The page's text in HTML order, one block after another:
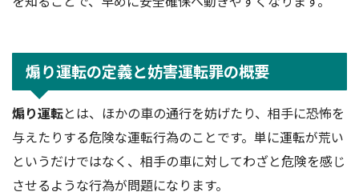
煽り運転の定義と妨害運転罪の概要
煽り運転とは、ほかの車の通行を妨げたり、相手に恐怖を
与えたりする危険な運転行為のことです。単に運転が荒い
というだけではなく、相手の車に対してわざと危険を感じ
させるような行為が問題になります。